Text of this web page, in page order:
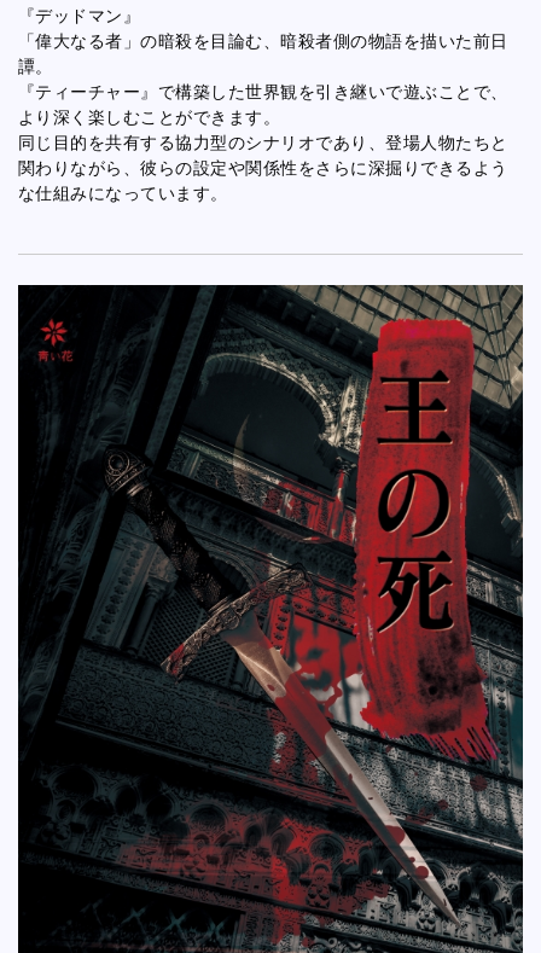
『デッドマン』
「偉大なる者」の暗殺を目論む、暗殺者側の物語を描いた前日
譚。
『ティーチャー』で構築した世界観を引き継いで遊ぶことで、
より深く楽しむことができます。
同じ目的を共有する協力型のシナリオであり、登場人物たちと
関わりながら、彼らの設定や関係性をさらに深掘りできるよう
な仕組みになっています。